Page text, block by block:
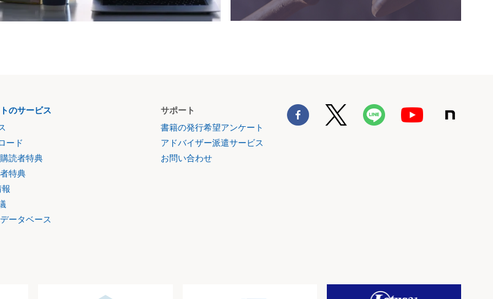
のサービス
ード
読者特典
特典
ータベース
サポート
書籍の発行希望アンケート
アドバイザー派遣サービス
お問い合わせ